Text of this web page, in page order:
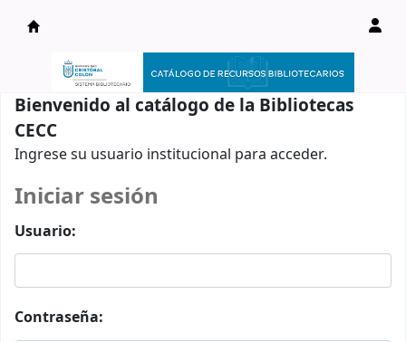
Catálogo en línea
Bienvenido al catálogo de la Bibliotecas
CECC
Ingrese su usuario institucional para acceder.
Iniciar sesión
Usuario:
Contraseña: